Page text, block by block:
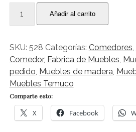
sillas
2
sitiales
cantidad
Añadir al carrito
SKU: 528 Categorías: Comedores,
Comedor, Fabrica de Muebles,
pedido, Muebles de madera,
Muebles Temuco
Comparte esto:
X Facebook